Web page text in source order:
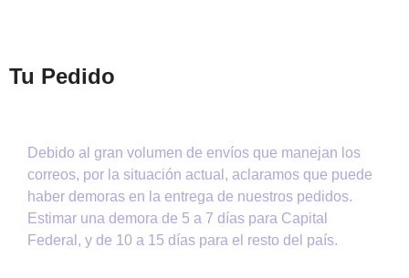
Tu Pedido
Debido al gran volumen de envíos que manejan los
correos, por la situación actual, aclaramos que puede
haber demoras en la entrega de nuestros pedidos.
Estimar una demora de 5 a 7 días para Capital
Federal, y de 10 a 15 días para el resto del país.